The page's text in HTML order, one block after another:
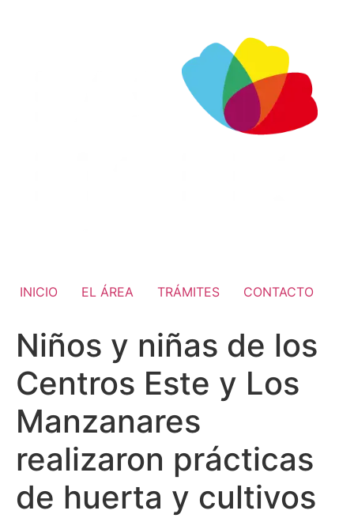
INICIO EL ÁREA TRÁMITES CONTACTO
Niños y niñas de los
Centros Este y Los
Manzanares
realizaron prácticas
de huerta y cultivos